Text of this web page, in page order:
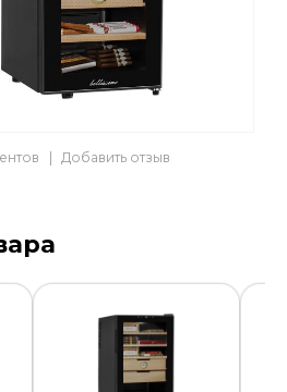
| Добавить отзыв